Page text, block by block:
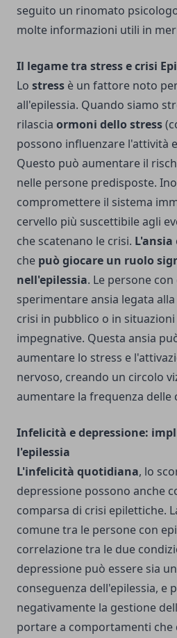
seguito un rinomato
molte informazioni utili in
Il legame tra stress e crisi
Lo stress è un fattore noto
all'epilessia. Quando siamo
rilascia ormoni dello stress
possono influenzare l'attività
Questo può aumentare il
nelle persone predisposte.
compromettere il sistema
cervello più suscettibile agli
che scatenano le crisi. L'ansia
che può giocare un ruolo
nell'epilessia. Le persone
sperimentare ansia legata
crisi in pubblico o in
impegnative. Questa ansia
aumentare lo stress e
nervoso, creando un circolo
aumentare la frequenza delle
Infelicità e depressione:
l'epilessia
L'infelicità quotidiana, lo
depressione possono anche
comparsa di crisi epilettiche.
comune tra le persone con
correlazione tra le due
depressione può essere sia
conseguenza dell'epilessia, e
negativamente la gestione
portare a comportamenti